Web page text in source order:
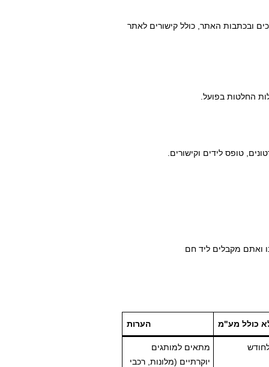
ובכתבות האתר, כולל קישורים לאתר
החלטות בפועל.
טופס לידים וקישורים.
ואתם מקבלים ליד חם
כולל מע"מ הערות
מתאים למותגים
יוקרתיים (מלונות, רכבי